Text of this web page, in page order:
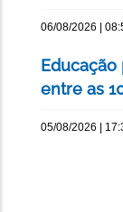
06/08/2026 |
entre as
05/08/2026 |